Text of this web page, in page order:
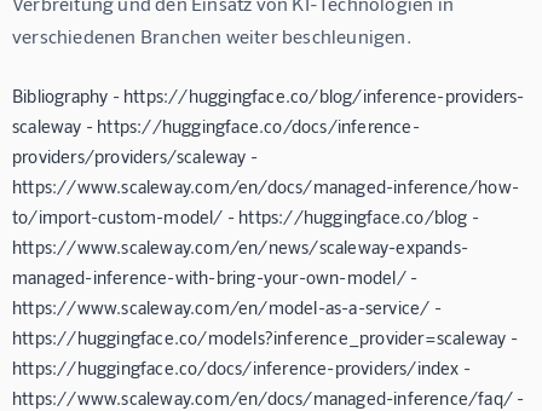
verschiedenen Branchen weiter beschleunigen.
Bibliography - https://huggingface.co/blog/inference-providers-
scaleway - https://huggingface.co/docs/inference-
providers/providers/scaleway -
https://www.scaleway.com/en/docs/managed-inference/how-
to/import-custom-model/ - https://huggingface.co/blog -
https://www.scaleway.com/en/news/scaleway-expands-
managed-inference-with-bring-your-own-model/ -
https://www.scaleway.com/en/model-as-a-service/ -
https://huggingface.co/models?inference_provider=scaleway -
https://huggingface.co/docs/inference-providers/index -
https://www.scaleway.com/en/docs/managed-inference/faq/ -